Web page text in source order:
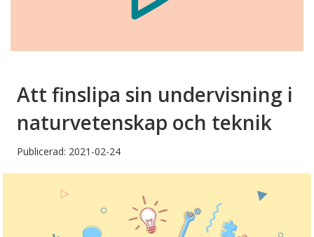
Att finslipa sin undervisning i
naturvetenskap och teknik
Publicerad: 2021-02-24